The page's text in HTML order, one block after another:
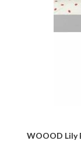
WOOOD Lily